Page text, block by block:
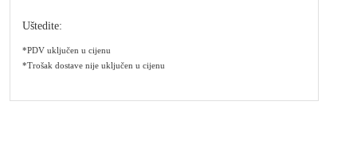
Uštedite:
*PDV uključen u cijenu
*Trošak dostave nije uključen u cijenu